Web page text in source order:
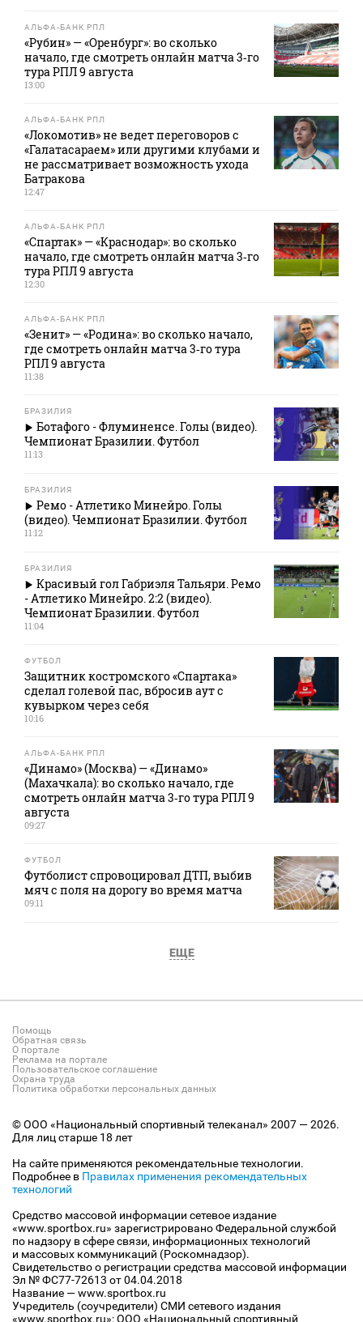
АЛЬФА-БАНК РПЛ
«Рубин» — «Оренбург»: во сколько
начало, где смотреть онлайн матча 3‑го
тура РПЛ 9 августа
13:00
АЛЬФА-БАНК РПЛ
«Локомотив» не ведет переговоров с
«Галатасараем» или другими клубами и
не рассматривает возможность ухода
Батракова
12:47
АЛЬФА-БАНК РПЛ
«Спартак» — «Краснодар»: во сколько
начало, где смотреть онлайн матча 3‑го
тура РПЛ 9 августа
12:30
АЛЬФА-БАНК РПЛ
«Зенит» — «Родина»: во сколько начало,
где смотреть онлайн матча 3‑го тура
РПЛ 9 августа
11:38
БРАЗИЛИЯ
Ботафого - Флуминенсе. Голы (видео).
Чемпионат Бразилии. Футбол
11:13
БРАЗИЛИЯ
Ремо - Атлетико Минейро. Голы
(видео). Чемпионат Бразилии. Футбол
11:12
БРАЗИЛИЯ
Красивый гол Габриэля Тальяри. Ремо
- Атлетико Минейро. 2:2 (видео).
Чемпионат Бразилии. Футбол
11:04
ФУТБОЛ
Защитник костромского «Спартака»
сделал голевой пас, вбросив аут с
кувырком через себя
10:16
АЛЬФА-БАНК РПЛ
«Динамо» (Москва) — «Динамо»
(Махачкала): во сколько начало, где
смотреть онлайн матча 3‑го тура РПЛ 9
августа
09:27
ФУТБОЛ
Футболист спровоцировал ДТП, выбив
мяч с поля на дорогу во время матча
09:11
ЕЩЕ
Помощь
Обратная связь
О портале
Реклама на портале
Пользовательское соглашение
Охрана труда
Политика обработки персональных данных
© ООО «Национальный спортивный телеканал» 2007 — 2026.
Для лиц старше 18 лет
На сайте применяются рекомендательные технологии.
Подробнее в Правилах применения рекомендательных
технологий
Средство массовой информации сетевое издание
«www.sportbox.ru» зарегистрировано Федеральной службой
по надзору в сфере связи, информационных технологий
и массовых коммуникаций (Роскомнадзор).
Свидетельство о регистрации средства массовой информации
Эл № ФС77-72613 от 04.04.2018
Название — www.sportbox.ru
Учредитель (соучредители) СМИ сетевого издания
«www.sportbox.ru»: ООО «Национальный спортивный